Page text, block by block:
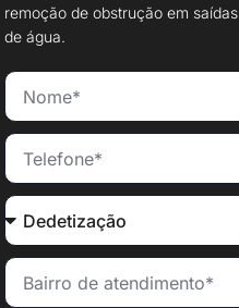
remoção de obstrução em saídas
de água.